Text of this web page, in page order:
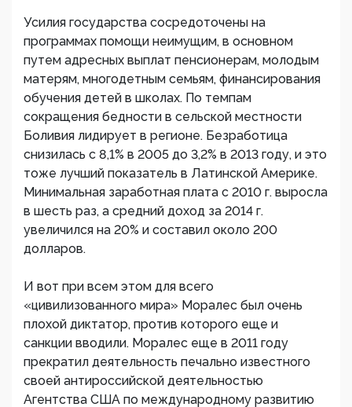
Усилия государства сосредоточены на
программах помощи неимущим, в основном
путем адресных выплат пенсионерам, молодым
матерям, многодетным семьям, финансирования
обучения детей в школах. По темпам
сокращения бедности в сельской местности
Боливия лидирует в регионе. Безработица
снизилась с 8,1% в 2005 до 3,2% в 2013 году, и это
тоже лучший показатель в Латинской Америке.
Минимальная заработная плата с 2010 г. выросла
в шесть раз, а средний доход за 2014 г.
увеличился на 20% и составил около 200
долларов.
И вот при всем этом для всего
«цивилизованного мира» Моралес был очень
плохой диктатор, против которого еще и
санкции вводили. Моралес еще в 2011 году
прекратил деятельность печально известного
своей антироссийской деятельностью
Агентства США по международному развитию